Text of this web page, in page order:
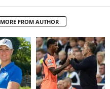
MORE FROM AUTHOR